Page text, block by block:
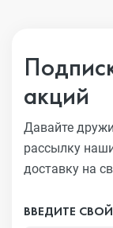
акций
Давайте
рассылку
доставку на
ВВЕДИТЕ